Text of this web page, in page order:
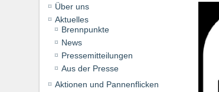
Über uns
Aktuelles
Brennpunkte
News
Pressemitteilungen
Aus der Presse
Aktionen und Pannenflicken